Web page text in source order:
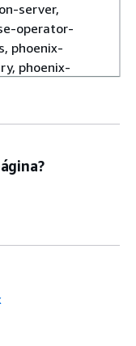
server,
operator-
phoenix-
phoenix-
client,
emr-ddb,
hdfs-
namenode,